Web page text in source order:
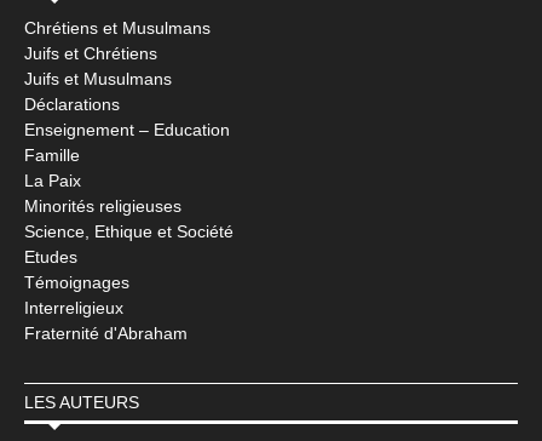
Chrétiens et Musulmans
Juifs et Chrétiens
Juifs et Musulmans
Déclarations
Enseignement – Education
Famille
La Paix
Minorités religieuses
Science, Ethique et Société
Etudes
Témoignages
Interreligieux
Fraternité d'Abraham
LES AUTEURS